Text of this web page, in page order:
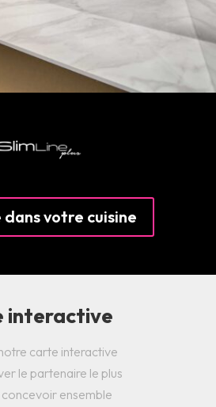
dans votre cuisine
interactive
carte interactive
le partenaire le plus
ensemble